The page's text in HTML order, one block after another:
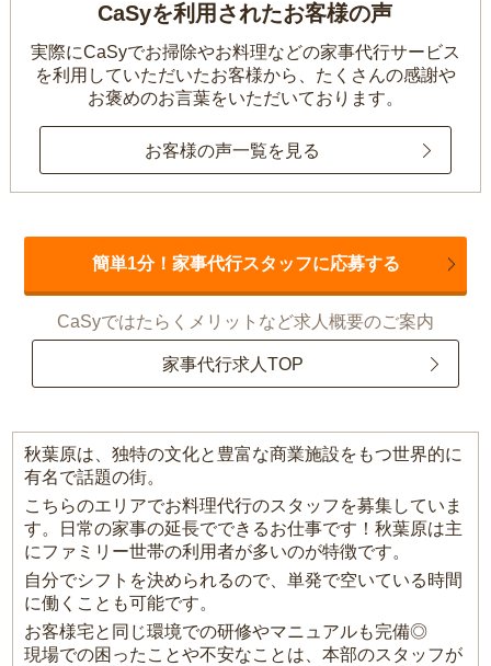
CaSyを利用されたお客様の声
実際にCaSyでお掃除やお料理などの家事代行サービス
を利用していただいたお客様から、 たくさんの感謝や
お褒めのお言葉をいただいております。
お客様の声一覧を見る
簡単1分！家事代行スタッフに応募する
CaSyではたらくメリットなど求人概要のご案内
家事代行求人TOP
秋葉原は、独特の文化と豊富な商業施設をもつ世界的に
有名で話題の街。
こちらのエリアでお料理代行のスタッフを募集していま
す。日常の家事の延長でできるお仕事です！秋葉原は主
にファミリー世帯の利用者が多いのが特徴です。
自分でシフトを決められるので、単発で空いている時間
に働くことも可能です。
お客様宅と同じ環境での研修やマニュアルも完備◎
現場での困ったことや不安なことは、本部のスタッフが